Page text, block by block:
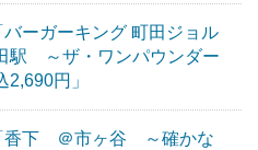
ーガーキング 町田ジョル
～ザ・ワンパウンダー
2,690円」
下 ＠市ヶ谷 ～確かな